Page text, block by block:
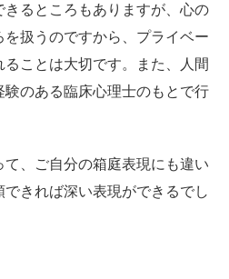
るところもありますが、心の
扱うのですから、プライベー
ることは大切です。また、人間
のある臨床心理士のもとで行
、ご自分の箱庭表現にも違い
きれば深い表現ができるでし